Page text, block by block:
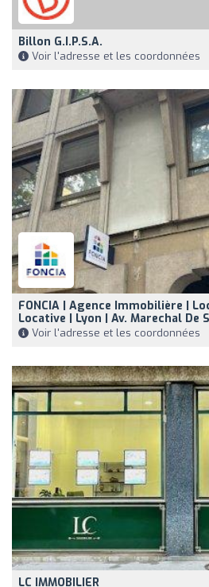
Billon G.I.P.S.A.
Voir l'adresse et les coordonnées
FONCIA | Agence Immobilière |
Locative | Lyon | Av. Marechal De
Voir l'adresse et les coordonnées
LC IMMOBILIER